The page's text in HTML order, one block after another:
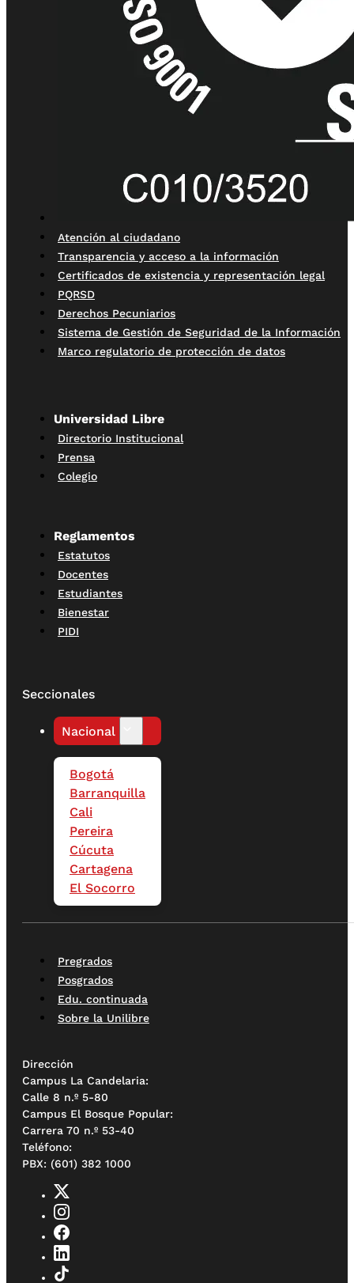
Atención al ciudadano
Transparencia y acceso a la información
Certificados de existencia y representación legal
PQRSD
Derechos Pecuniarios
Sistema de Gestión de Seguridad de la Información
Marco regulatorio de protección de datos
Universidad Libre
Directorio Institucional
Prensa
Colegio
Reglamentos
Estatutos
Docentes
Estudiantes
Bienestar
PIDI
Seccionales
Nacional
Bogotá
Barranquilla
Cali
Pereira
Cúcuta
Cartagena
El Socorro
Pregrados
Posgrados
Edu. continuada
Sobre la Unilibre
Dirección
Campus La Candelaria:
Calle 8 n.º 5-80
Campus El Bosque Popular:
Carrera 70 n.º 53-40
Teléfono:
PBX: (601) 382 1000